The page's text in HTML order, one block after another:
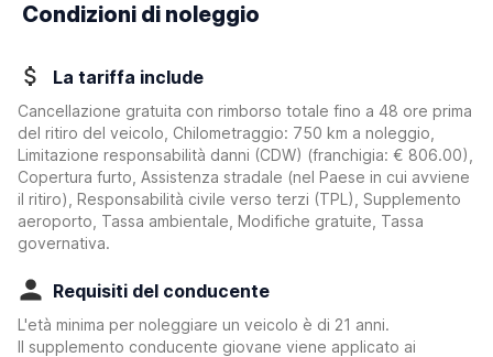
Condizioni di noleggio
La tariffa include
Cancellazione gratuita con rimborso totale fino a 48 ore prima
del ritiro del veicolo, Chilometraggio: 750 km a noleggio,
Limitazione responsabilità danni (CDW) (franchigia: € 806.00)
Copertura furto, Assistenza stradale (nel Paese in cui avviene
il ritiro), Responsabilità civile verso terzi (TPL), Supplemento
aeroporto, Tassa ambientale, Modifiche gratuite, Tassa
governativa.
Requisiti del conducente
L'età minima per noleggiare un veicolo è di 21 anni.
Il supplemento conducente giovane viene applicato ai